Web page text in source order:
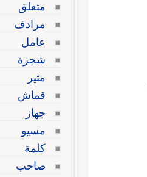
متعلق
مرادف
عامل
شجرة
مثير
قماش
جهاز
مسيو
كلمة
صاحب